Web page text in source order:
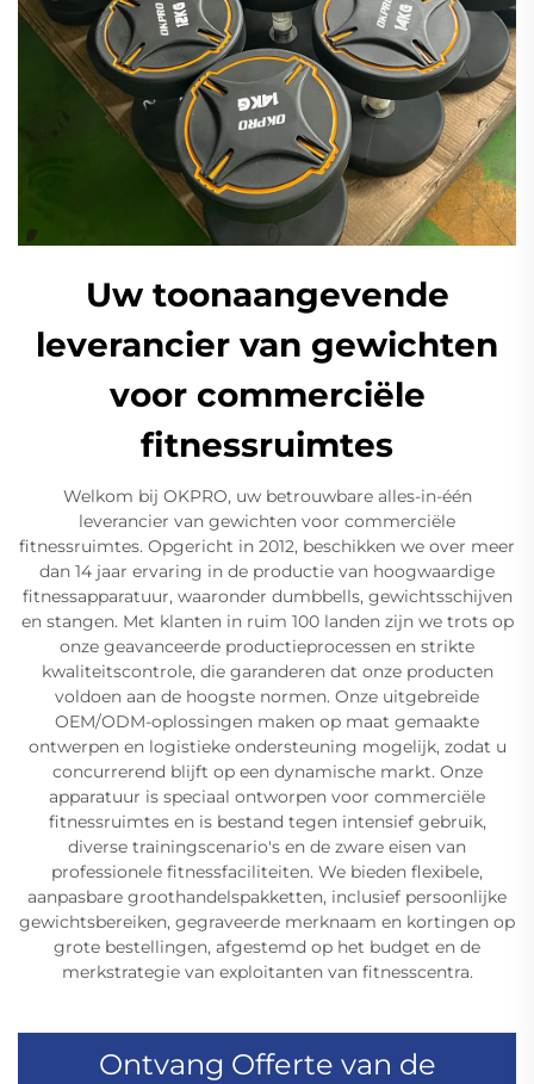
Uw toonaangevende
leverancier van gewichten
voor commerciële
fitnessruimtes
Welkom bij OKPRO, uw betrouwbare alles-in-één
leverancier van gewichten voor commerciële
fitnessruimtes. Opgericht in 2012, beschikken we over meer
dan 14 jaar ervaring in de productie van hoogwaardige
fitnessapparatuur, waaronder dumbbells, gewichtsschijven
en stangen. Met klanten in ruim 100 landen zijn we trots op
onze geavanceerde productieprocessen en strikte
kwaliteitscontrole, die garanderen dat onze producten
voldoen aan de hoogste normen. Onze uitgebreide
OEM/ODM-oplossingen maken op maat gemaakte
ontwerpen en logistieke ondersteuning mogelijk, zodat u
concurrerend blijft op een dynamische markt. Onze
apparatuur is speciaal ontworpen voor commerciële
fitnessruimtes en is bestand tegen intensief gebruik,
diverse trainingscenario's en de zware eisen van
professionele fitnessfaciliteiten. We bieden flexibele,
aanpasbare groothandelspakketten, inclusief persoonlijke
gewichtsbereiken, gegraveerde merknaam en kortingen op
grote bestellingen, afgestemd op het budget en de
merkstrategie van exploitanten van fitnesscentra.
Ontvang Offerte van de